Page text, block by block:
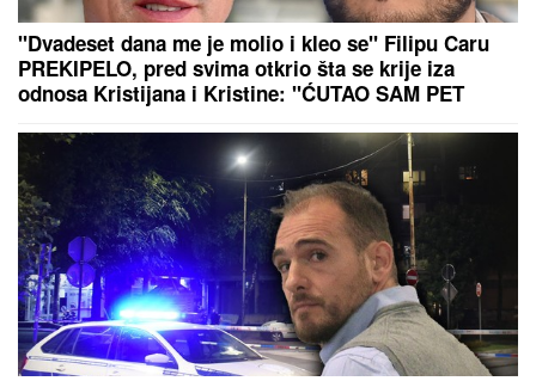
"Dvadeset dana me je molio i kleo se" Filipu Caru
PREKIPELO, pred svima otkrio šta se krije iza
odnosa Kristijana i Kristine: "ĆUTAO SAM PET